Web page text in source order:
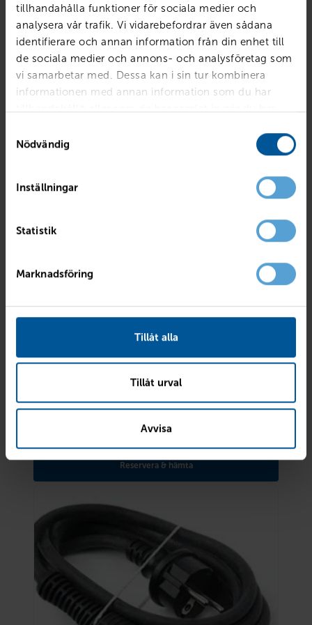
tillhandahålla funktioner för sociala medier och
analysera vår trafik. Vi vidarebefordrar även sådana
identifierare och annan information från din enhet till
de sociala medier och annons- och analysföretag som
vi samarbetar med. Dessa kan i sin tur kombinera
informationen med annan information som du har
tillhandahållit eller som de har samlat in när du har
Nödvändig
Inställningar
Statistik
Marknadsföring
Tillåt alla
Tillåt urval
Avvisa
Anslutningskabel MS LED
Hundkoppel Dog leash
Reservera & hämta